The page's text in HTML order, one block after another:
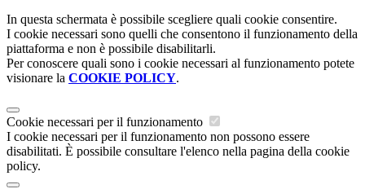
In questa schermata è possibile scegliere quali cookie consentire.
I cookie necessari sono quelli che consentono il funzionamento della
piattaforma e non è possibile disabilitarli.
Per conoscere quali sono i cookie necessari al funzionamento potete
visionare la COOKIE POLICY.
Cookie necessari per il funzionamento
I cookie necessari per il funzionamento non possono essere
disabilitati. È possibile consultare l'elenco nella pagina della cookie
policy.